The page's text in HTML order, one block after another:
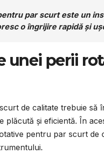
par scurt este un
o îngrijire rapidă și
unei perii
de calitate trebuie să
plăcută și eficientă. În
pentru par scurt de